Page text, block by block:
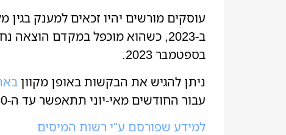
עוסקים מורשים יהיו זכאים למענק
בספטמבר 2023.
ניתן להגיש את הבקשות באופן מקוון
עבור החודשים מאי-יוני תתאפשר עד ה-30 בספטמבר 2024 והתשלום יתבצע בהקדם ולא יאוחר מתום 14 ימים מיום קביעת הזכאות.
למידע שפורסם ע"י רשות המיסים